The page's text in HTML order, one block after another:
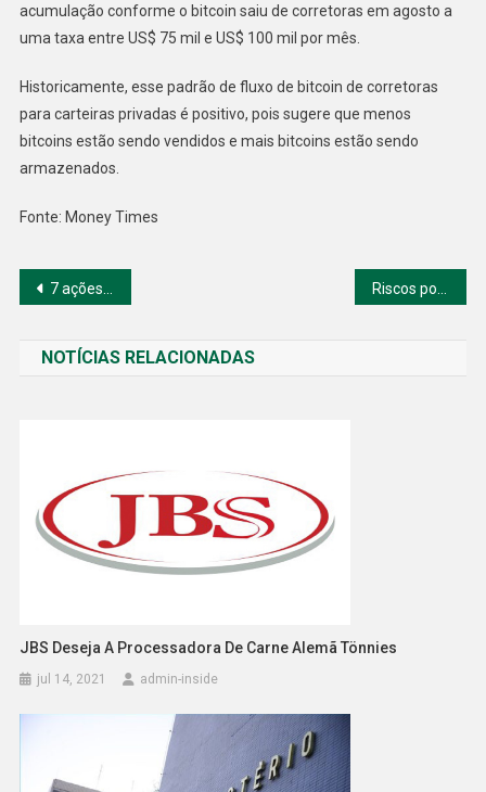
acumulação conforme o bitcoin saiu de corretoras em agosto a
uma taxa entre US$ 75 mil e US$ 100 mil por mês.
Historicamente, esse padrão de fluxo de bitcoin de corretoras
para carteiras privadas é positivo, pois sugere que menos
bitcoins estão sendo vendidos e mais bitcoins estão sendo
armazenados.
Fonte: Money Times
Navegação
Post
7 ações que pagarão até 5% de dividendos em agosto
NOTÍCIAS RELACIONADAS
JBS Deseja A Processadora De Carne Alemã Tönnies
jul 14, 2021 admin-inside